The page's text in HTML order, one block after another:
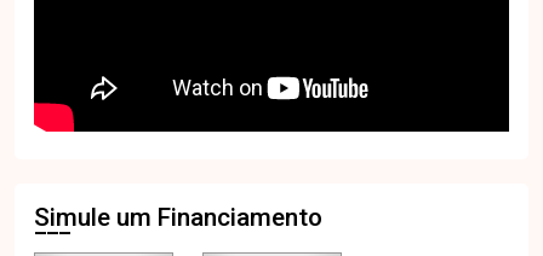
Simule um Financiamento